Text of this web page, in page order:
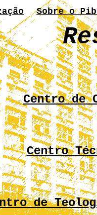
Sobre o
Centro de
Centro
de